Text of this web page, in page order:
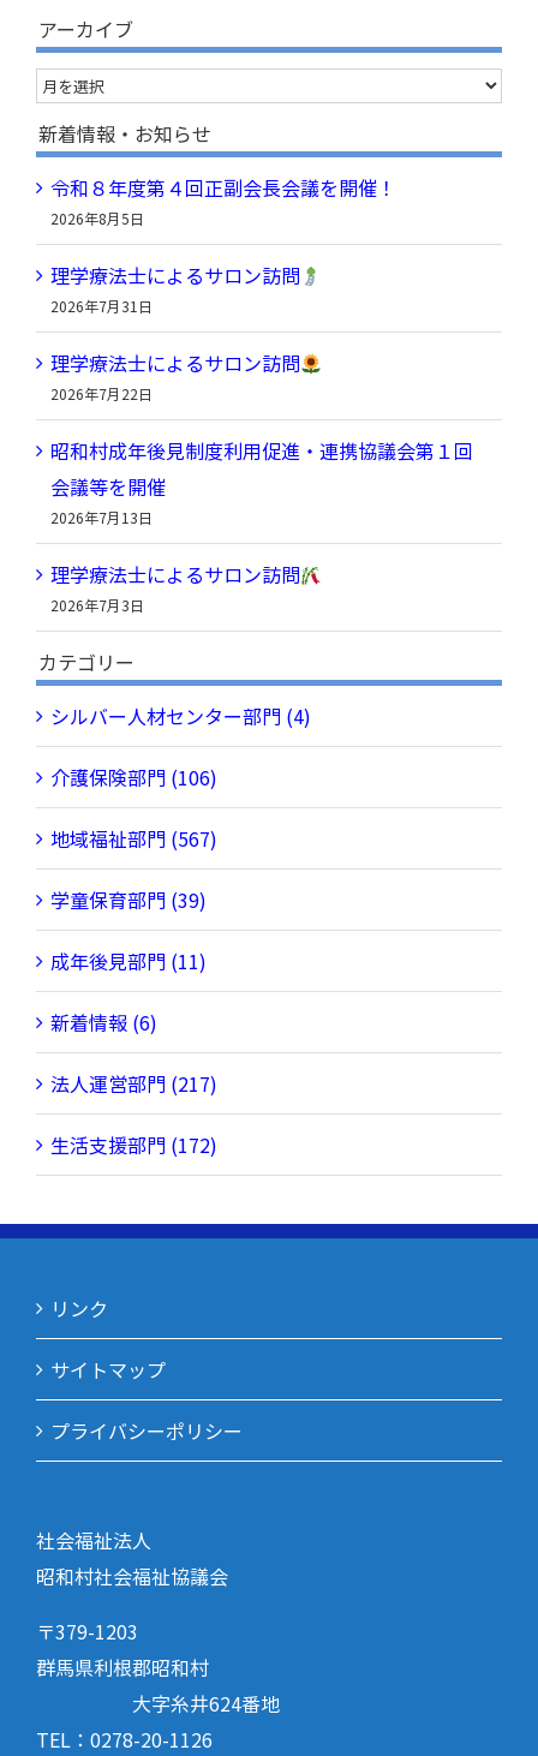
…
アーカイブ
ア
ー
カ
イ
ブ
新着情報・お知らせ
令和８年度第４回正副会長会議を開催！
2026年8月5日
理学療法士によるサロン訪問
2026年7月31日
理学療法士によるサロン訪問
2026年7月22日
昭和村成年後見制度利用促進・連携協議会第１回
会議等を開催
2026年7月13日
理学療法士によるサロン訪問
2026年7月3日
カテゴリー
シルバー人材センター部門 (4)
介護保険部門 (106)
地域福祉部門 (567)
学童保育部門 (39)
成年後見部門 (11)
新着情報 (6)
法人運営部門 (217)
生活支援部門 (172)
リンク
サイトマップ
プライバシーポリシー
社会福祉法人
昭和村社会福祉協議会
〒379-1203
群馬県利根郡昭和村
大字糸井624番地
TEL：0278-20-1126